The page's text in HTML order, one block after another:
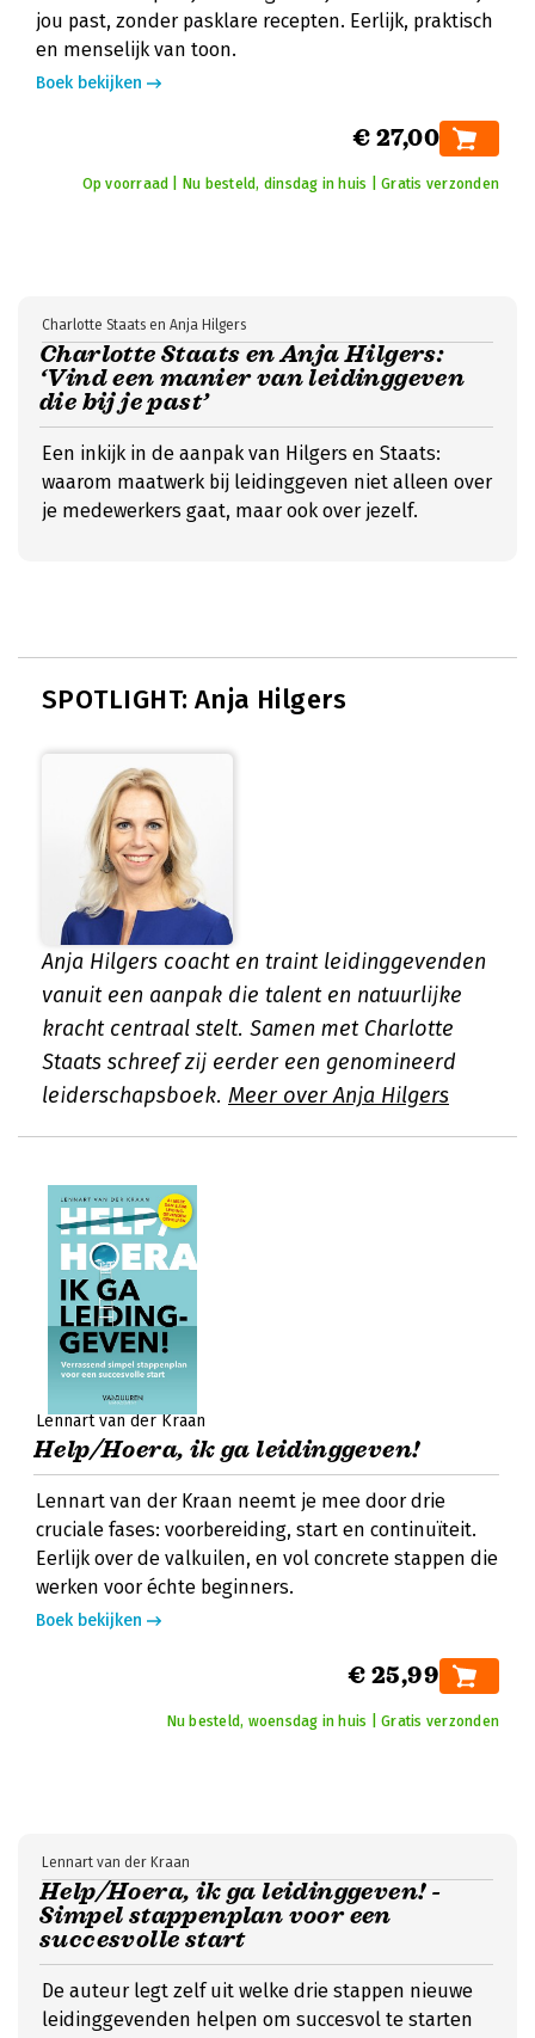
jou past, zonder pasklare recepten. Eerlijk, praktisch
en menselijk van toon.
Boek bekijken
€ 27,00
Op voorraad | Nu besteld, dinsdag in huis | Gratis verzonden
Charlotte Staats en Anja Hilgers:
‘Vind een manier van leidinggeven
die bij je past’
Charlotte Staats en Anja Hilgers
Een inkijk in de aanpak van Hilgers en Staats:
waarom maatwerk bij leidinggeven niet alleen over
je medewerkers gaat, maar ook over jezelf.
SPOTLIGHT: Anja Hilgers
Anja Hilgers coacht en traint leidinggevenden
vanuit een aanpak die talent en natuurlijke
kracht centraal stelt. Samen met Charlotte
Staats schreef zij eerder een genomineerd
leiderschapsboek. Meer over Anja Hilgers
Lennart van der Kraan
Help/Hoera, ik ga leidinggeven!
Lennart van der Kraan neemt je mee door drie
cruciale fases: voorbereiding, start en continuïteit.
Eerlijk over de valkuilen, en vol concrete stappen die
werken voor échte beginners.
Boek bekijken
€ 25,99
Nu besteld, woensdag in huis | Gratis verzonden
Help/Hoera, ik ga leidinggeven! -
Simpel stappenplan voor een
succesvolle start
Lennart van der Kraan
De auteur legt zelf uit welke drie stappen nieuwe
leidinggevenden helpen om succesvol te starten